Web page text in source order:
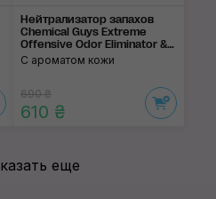
Нейтрализатор запа­хов
Chemical Guys Extreme
Offensive Odor Eliminator &
Air Freshener Leather Scent
С ароматом кожи
690 ₴
610 ₴
еще